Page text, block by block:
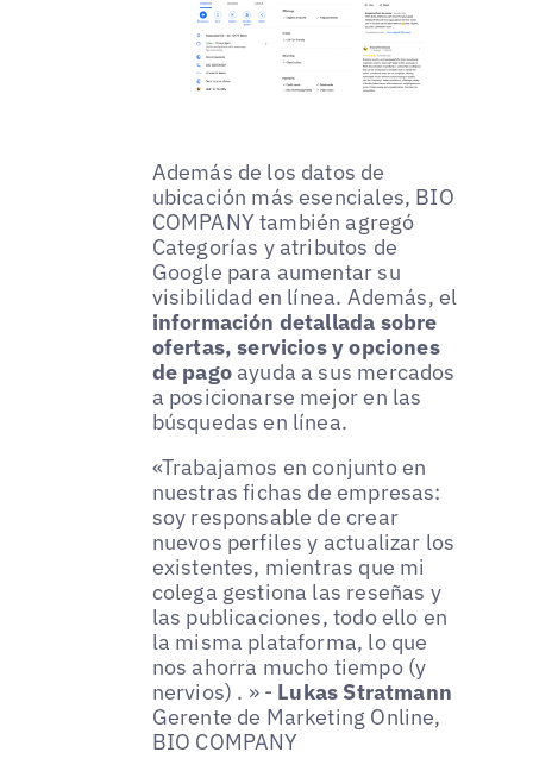
Además de los datos de
ubicación más esenciales, BIO
COMPANY también agregó
Categorías y atributos de
Google para aumentar su
visibilidad en línea. Además, el
información detallada sobre
ofertas, servicios y opciones
de pagoayuda a sus mercados
a posicionarse mejor en las
búsquedas en línea.
«Trabajamos en conjunto en
nuestras fichas de empresas:
soy responsable de crear
nuevos perfiles y actualizar los
existentes, mientras que mi
colega gestiona las reseñas y
las publicaciones, todo ello en
la misma plataforma, lo que
nos ahorra mucho tiempo (y
nervios) . » - Lukas Stratmann
Gerente de Marketing Online,
BIO COMPANY